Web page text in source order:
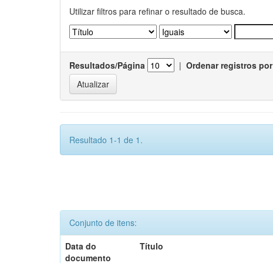
Utilizar filtros para refinar o resultado de busca.
Resultados/Página | Ordenar registros por
Resultado 1-1 de 1.
Conjunto de itens:
Data do
documento
Título